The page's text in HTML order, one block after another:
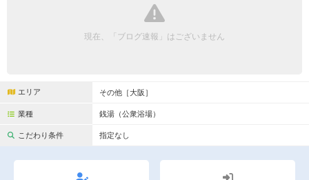
完全個室
ペアルームあり シャワー室完備
現在、「ブログ速報」はございません
エリア その他［大阪］
業種 銭湯（公衆浴場）
こだわり条件 指定なし